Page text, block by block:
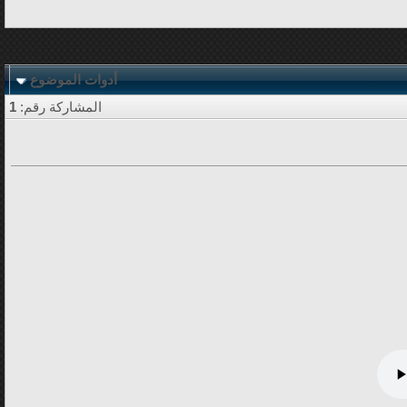
أدوات الموضوع
المشاركة رقم: 1